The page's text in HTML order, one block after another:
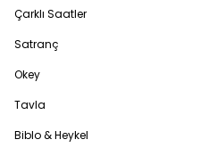
Çarklı Saatler
Satranç
Okey
Tavla
Biblo & Heykel